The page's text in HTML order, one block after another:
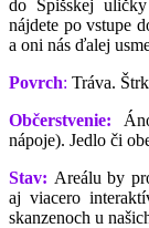
do Spišskej
nájdete po vstupe
a oni nás ďalej
Povrch: Tráva.
Občerstvenie:
nápoje). Jedlo či
Stav: Areálu by
aj viacero
skanzenoch u